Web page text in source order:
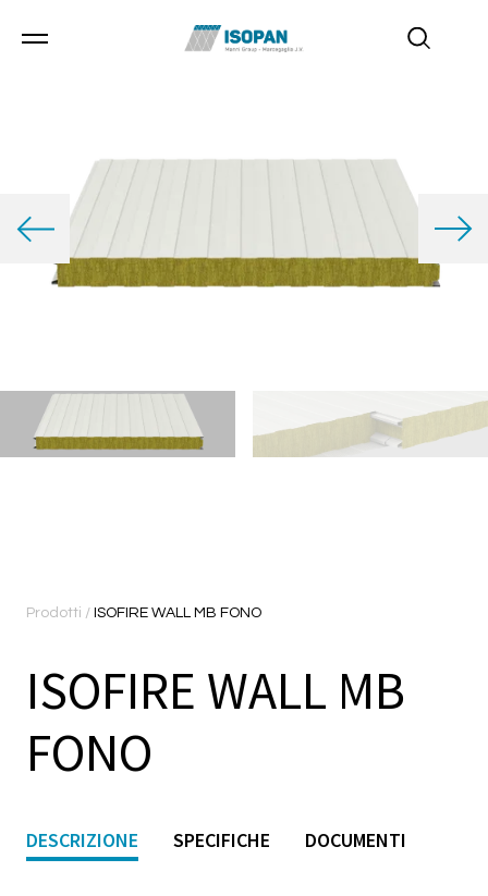
Prodotti / ISOFIRE WALL MB FONO
ISOFIRE WALL MB
FONO
DESCRIZIONE SPECIFICHE DOCUMENTI